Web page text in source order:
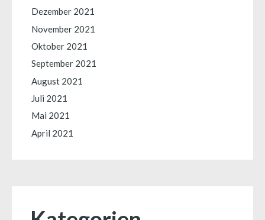
Dezember 2021
November 2021
Oktober 2021
September 2021
August 2021
Juli 2021
Mai 2021
April 2021